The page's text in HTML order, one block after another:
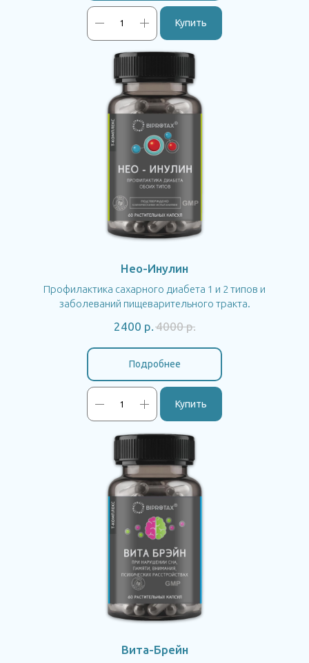
Купить
Нео-Инулин
Профилактика сахарного диабета 1 и 2 типов и
заболеваний пищеварительного тракта.
2400 р.4000 р.
Подробнее
Купить
Вита-Брейн